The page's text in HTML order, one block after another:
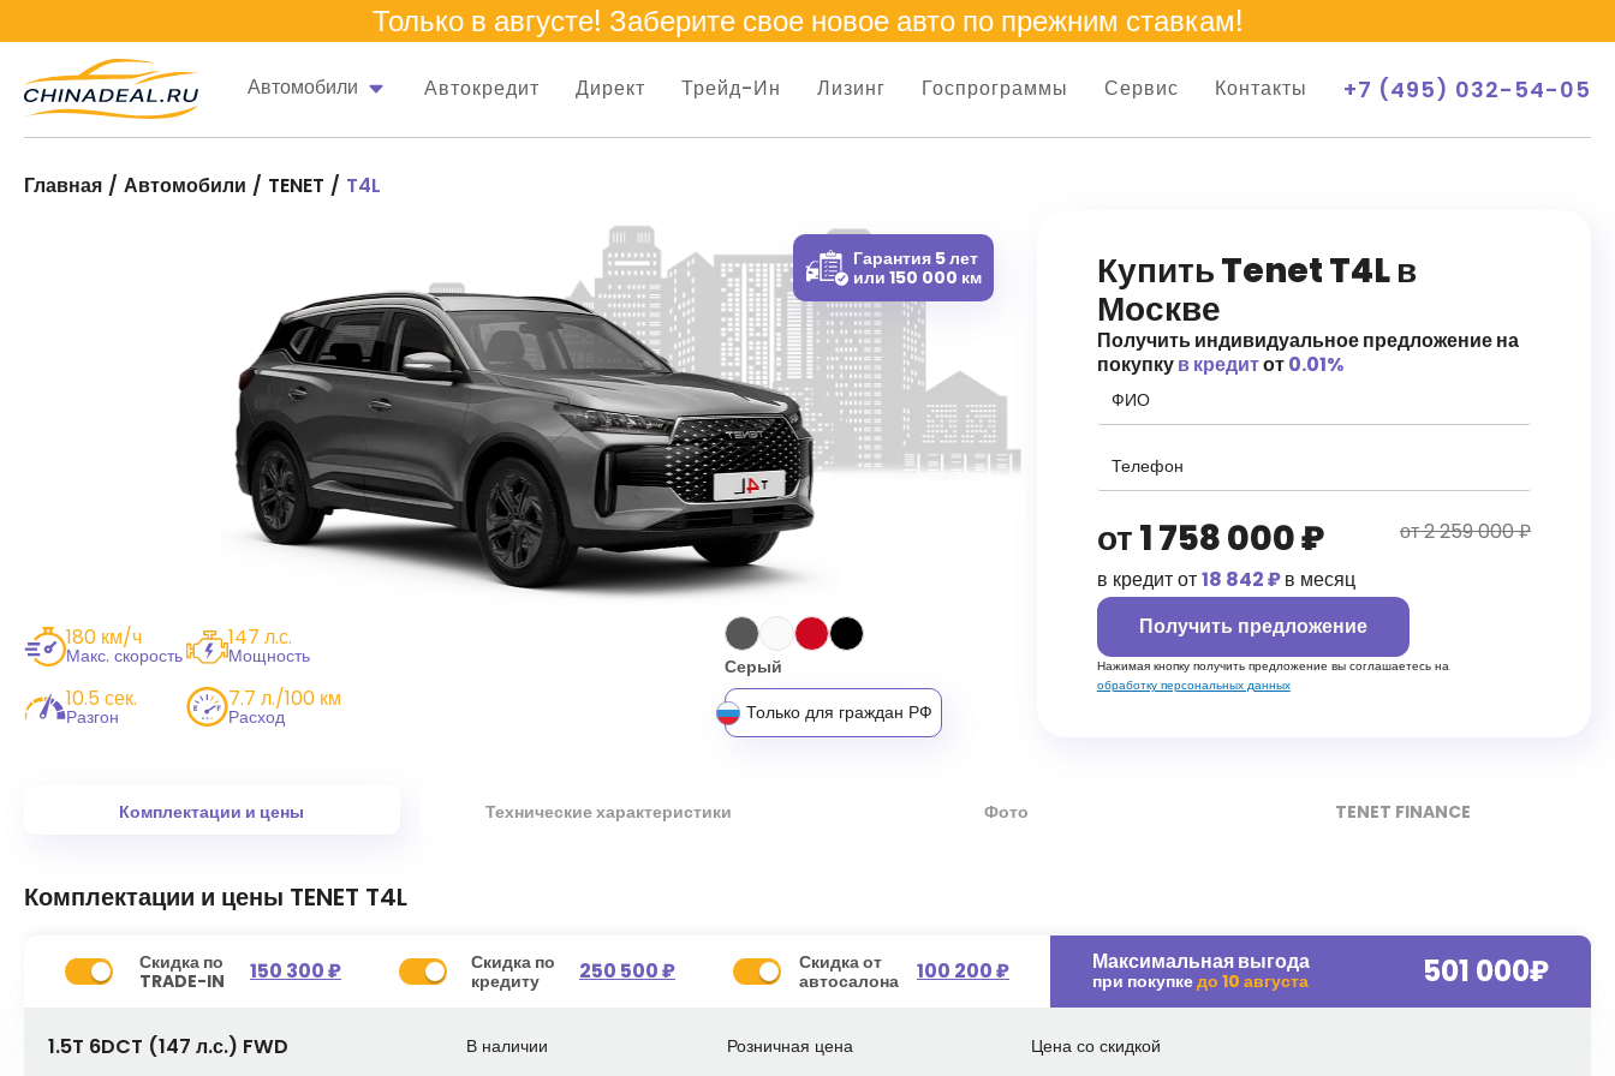
Только в августе! Заберите свое новое авто по прежним ставкам!
Автомобили Автокредит Директ Трейд-Ин Лизинг Госпрограммы Сервис Контакты +7 (495) 032-54-05
Главная Автомобили TENET T4L
Купить Tenet T4L в
Москве
Получить индивидуальное предложение на
покупкув кредитот0.01%
от1 758 000₽
от 2 259 000 ₽
в кредит от18 842 ₽в месяц
Получить предложение
Нажимая кнопку получить предложение вы соглашаетесь на
обработку персональных данных
Гарантия 5 лет
или 150 000 км
180 км/ч
Макс. скорость
147 л.с.
Мощность
10.5 сек.
Разгон
7.7 л./100 км
Расход
Серый
Только для граждан РФ
Комплектации и цены Технические характеристики Фото TENET FINANCE
Комплектации и цены TENET T4L
Скидка по
TRADE-IN
150 300 ₽
Скидка по
кредиту
250 500 ₽
Скидка от
автосалона
100 200 ₽ Максимальная выгода
при покупкедо 10 августа 501 000₽
1.5T 6DCT (147 л.с.) FWD В наличии Розничная цена Цена со скидкой